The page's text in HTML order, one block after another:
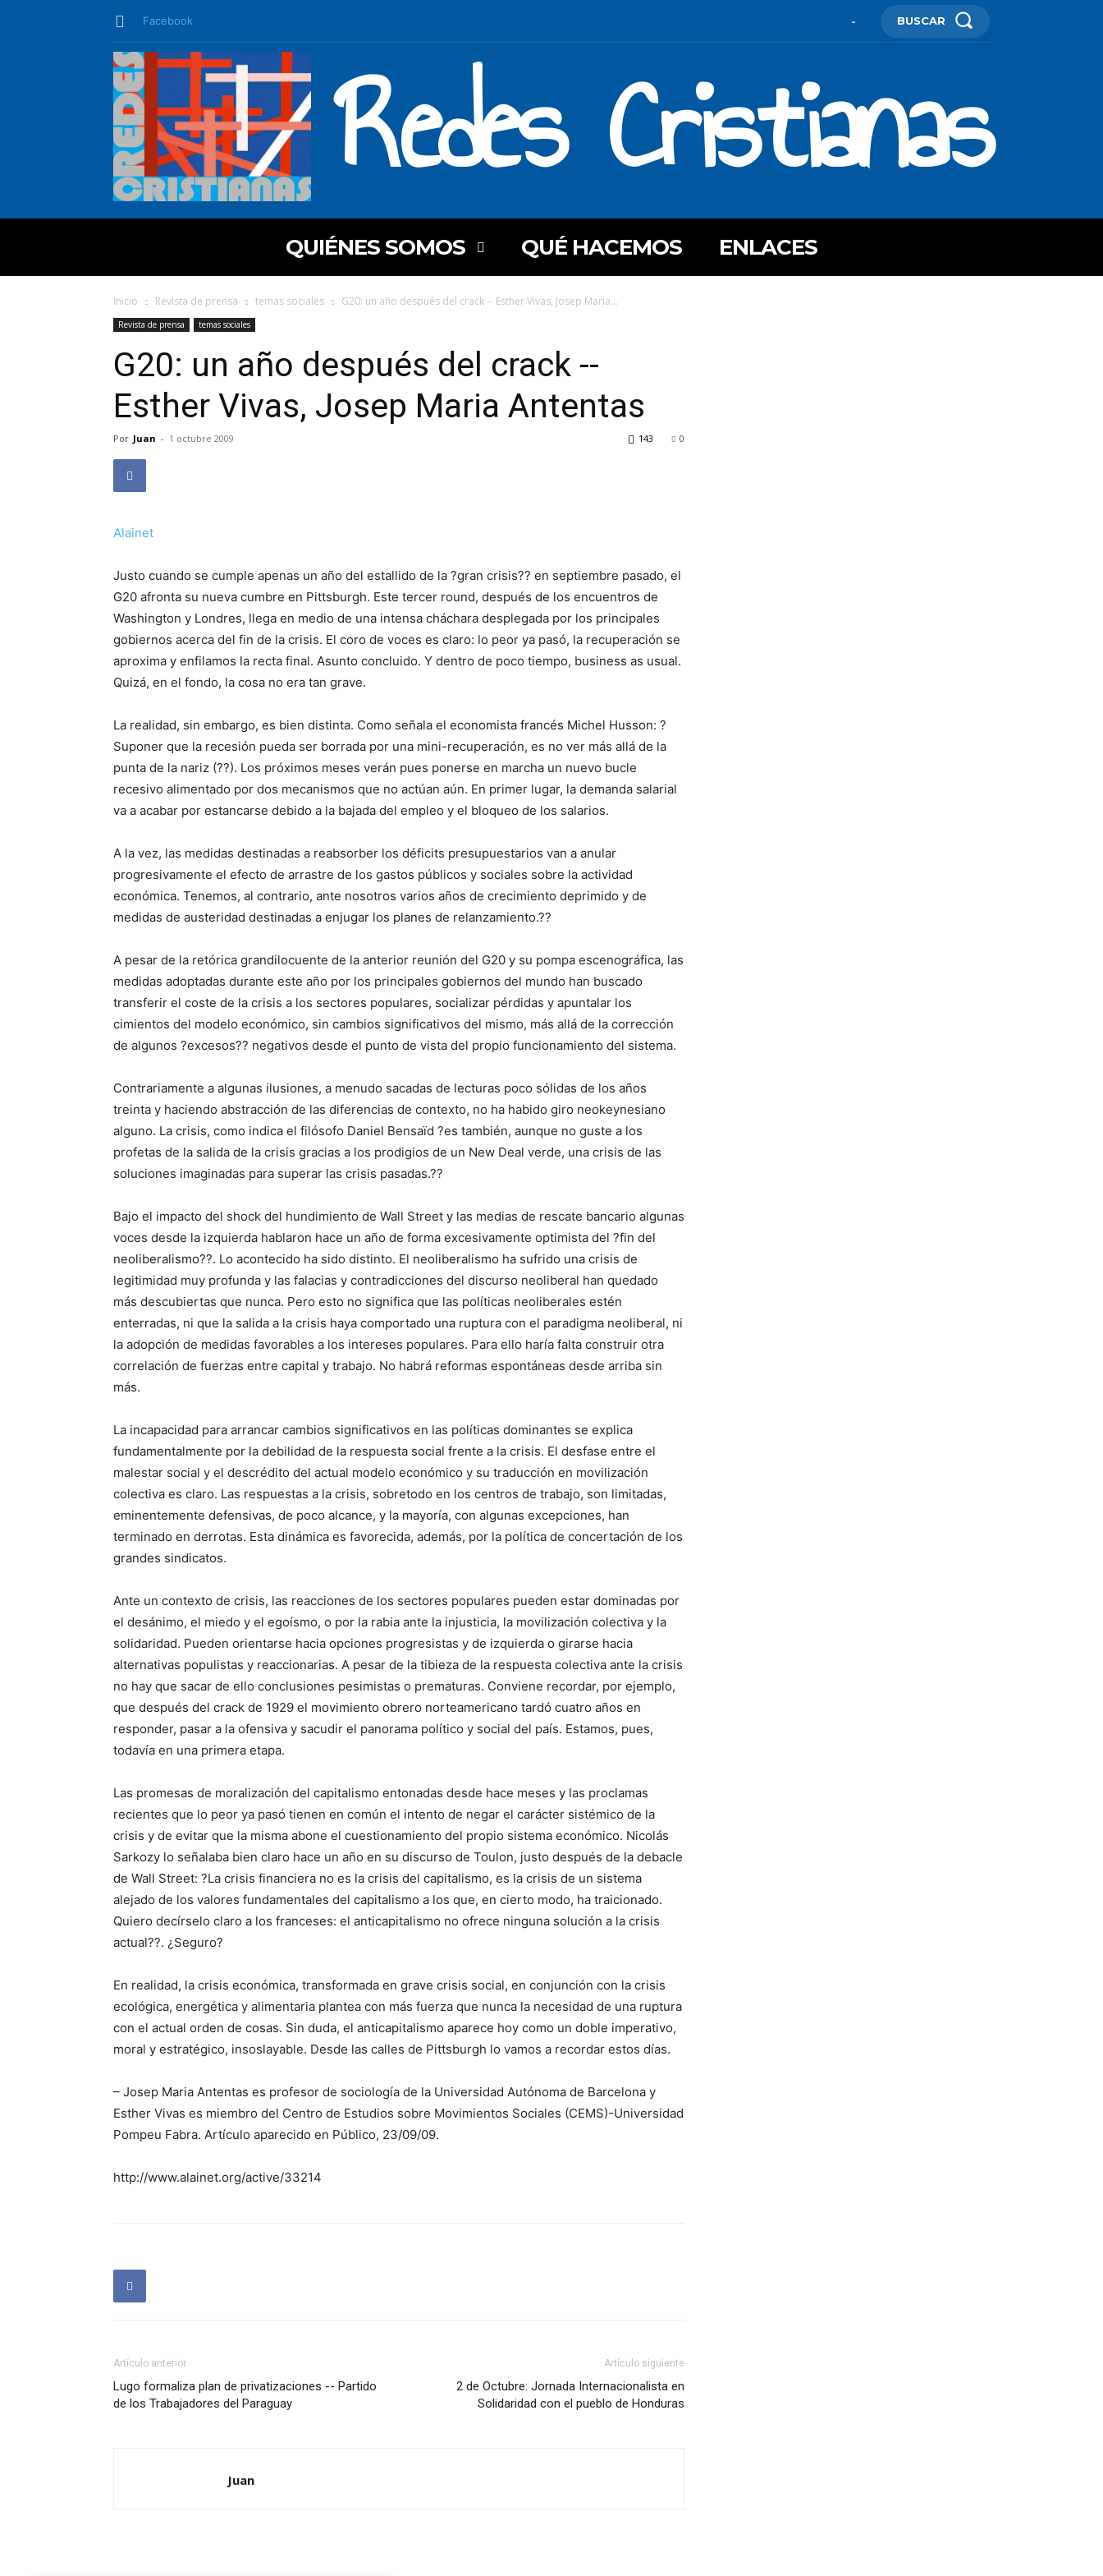
Facebook - BUSCAR
Redes Cristianas
QUIÉNES SOMOS QUÉ HACEMOS ENLACES
Inicio Revista de prensa temas sociales G20: un año después del crack -- Esther Vivas, Josep Maria...
Revista de prensa temas sociales
G20: un año después del crack --
Esther Vivas, Josep Maria Antentas
Por Juan - 1 octubre 2009 0
143
Alainet
Justo cuando se cumple apenas un año del estallido de la ?gran crisis?? en septiembre pasado, el
G20 afronta su nueva cumbre en Pittsburgh. Este tercer round, después de los encuentros de
Washington y Londres, llega en medio de una intensa cháchara desplegada por los principales
gobiernos acerca del fin de la crisis. El coro de voces es claro: lo peor ya pasó, la recuperación se
aproxima y enfilamos la recta final. Asunto concluido. Y dentro de poco tiempo, business as usual.
Quizá, en el fondo, la cosa no era tan grave.
La realidad, sin embargo, es bien distinta. Como señala el economista francés Michel Husson: ?
Suponer que la recesión pueda ser borrada por una mini-recuperación, es no ver más allá de la
punta de la nariz (??). Los próximos meses verán pues ponerse en marcha un nuevo bucle
recesivo alimentado por dos mecanismos que no actúan aún. En primer lugar, la demanda salarial
va a acabar por estancarse debido a la bajada del empleo y el bloqueo de los salarios.
A la vez, las medidas destinadas a reabsorber los déficits presupuestarios van a anular
progresivamente el efecto de arrastre de los gastos públicos y sociales sobre la actividad
económica. Tenemos, al contrario, ante nosotros varios años de crecimiento deprimido y de
medidas de austeridad destinadas a enjugar los planes de relanzamiento.??
A pesar de la retórica grandilocuente de la anterior reunión del G20 y su pompa escenográfica, las
medidas adoptadas durante este año por los principales gobiernos del mundo han buscado
transferir el coste de la crisis a los sectores populares, socializar pérdidas y apuntalar los
cimientos del modelo económico, sin cambios significativos del mismo, más allá de la corrección
de algunos ?excesos?? negativos desde el punto de vista del propio funcionamiento del sistema.
Contrariamente a algunas ilusiones, a menudo sacadas de lecturas poco sólidas de los años
treinta y haciendo abstracción de las diferencias de contexto, no ha habido giro neokeynesiano
alguno. La crisis, como indica el filósofo Daniel Bensaïd ?es también, aunque no guste a los
profetas de la salida de la crisis gracias a los prodigios de un New Deal verde, una crisis de las
soluciones imaginadas para superar las crisis pasadas.??
Bajo el impacto del shock del hundimiento de Wall Street y las medias de rescate bancario algunas
voces desde la izquierda hablaron hace un año de forma excesivamente optimista del ?fin del
neoliberalismo??. Lo acontecido ha sido distinto. El neoliberalismo ha sufrido una crisis de
legitimidad muy profunda y las falacias y contradicciones del discurso neoliberal han quedado
más descubiertas que nunca. Pero esto no significa que las políticas neoliberales estén
enterradas, ni que la salida a la crisis haya comportado una ruptura con el paradigma neoliberal, ni
la adopción de medidas favorables a los intereses populares. Para ello haría falta construir otra
correlación de fuerzas entre capital y trabajo. No habrá reformas espontáneas desde arriba sin
más.
La incapacidad para arrancar cambios significativos en las políticas dominantes se explica
fundamentalmente por la debilidad de la respuesta social frente a la crisis. El desfase entre el
malestar social y el descrédito del actual modelo económico y su traducción en movilización
colectiva es claro. Las respuestas a la crisis, sobretodo en los centros de trabajo, son limitadas,
eminentemente defensivas, de poco alcance, y la mayoría, con algunas excepciones, han
terminado en derrotas. Esta dinámica es favorecida, además, por la política de concertación de los
grandes sindicatos.
Ante un contexto de crisis, las reacciones de los sectores populares pueden estar dominadas por
el desánimo, el miedo y el egoísmo, o por la rabia ante la injusticia, la movilización colectiva y la
solidaridad. Pueden orientarse hacia opciones progresistas y de izquierda o girarse hacia
alternativas populistas y reaccionarias. A pesar de la tibieza de la respuesta colectiva ante la crisis
no hay que sacar de ello conclusiones pesimistas o prematuras. Conviene recordar, por ejemplo,
que después del crack de 1929 el movimiento obrero norteamericano tardó cuatro años en
responder, pasar a la ofensiva y sacudir el panorama político y social del país. Estamos, pues,
todavía en una primera etapa.
Las promesas de moralización del capitalismo entonadas desde hace meses y las proclamas
recientes que lo peor ya pasó tienen en común el intento de negar el carácter sistémico de la
crisis y de evitar que la misma abone el cuestionamiento del propio sistema económico. Nicolás
Sarkozy lo señalaba bien claro hace un año en su discurso de Toulon, justo después de la debacle
de Wall Street: ?La crisis financiera no es la crisis del capitalismo, es la crisis de un sistema
alejado de los valores fundamentales del capitalismo a los que, en cierto modo, ha traicionado.
Quiero decírselo claro a los franceses: el anticapitalismo no ofrece ninguna solución a la crisis
actual??. ¿Seguro?
En realidad, la crisis económica, transformada en grave crisis social, en conjunción con la crisis
ecológica, energética y alimentaria plantea con más fuerza que nunca la necesidad de una ruptura
con el actual orden de cosas. Sin duda, el anticapitalismo aparece hoy como un doble imperativo,
moral y estratégico, insoslayable. Desde las calles de Pittsburgh lo vamos a recordar estos días.
– Josep Maria Antentas es profesor de sociología de la Universidad Autónoma de Barcelona y
Esther Vivas es miembro del Centro de Estudios sobre Movimientos Sociales (CEMS)-Universidad
Pompeu Fabra. Artículo aparecido en Público, 23/09/09.
http://www.alainet.org/active/33214
Artículo anterior
Lugo formaliza plan de privatizaciones -- Partido
de los Trabajadores del Paraguay
Artículo siguiente
2 de Octubre: Jornada Internacionalista en
Solidaridad con el pueblo de Honduras
Juan